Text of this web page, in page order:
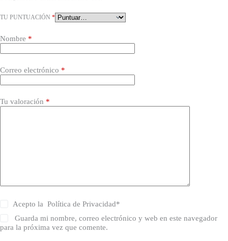
TU PUNTUACIÓN *
Nombre *
Correo electrónico *
Tu valoración *
Acepto laPolítica de Privacidad*
Guarda mi nombre, correo electrónico y web en este navegador
para la próxima vez que comente.